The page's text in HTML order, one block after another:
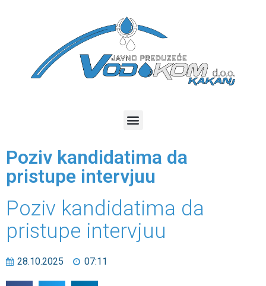
Poziv kandidatima da
pristupe intervjuu
Poziv kandidatima da
pristupe intervjuu
28.10.2025 07:11